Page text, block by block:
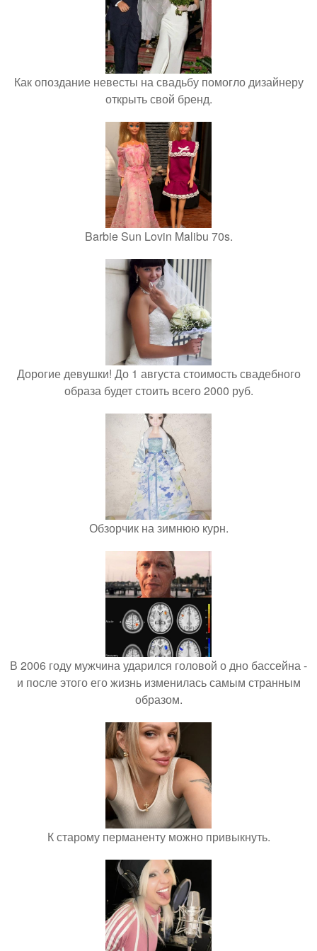
Как опоздание невесты на свадьбу помогло дизайнеру
открыть свой бренд.
Barbie Sun Lovin Malibu 70s.
Дорогие девушки! До 1 августа стоимость свадебного
образа будет стоить всего 2000 руб.
Обзорчик на зимнюю курн.
В 2006 году мужчина ударился головой о дно бассейна -
и после этого его жизнь изменилась самым странным
образом.
К старому перманенту можно привыкнуть.